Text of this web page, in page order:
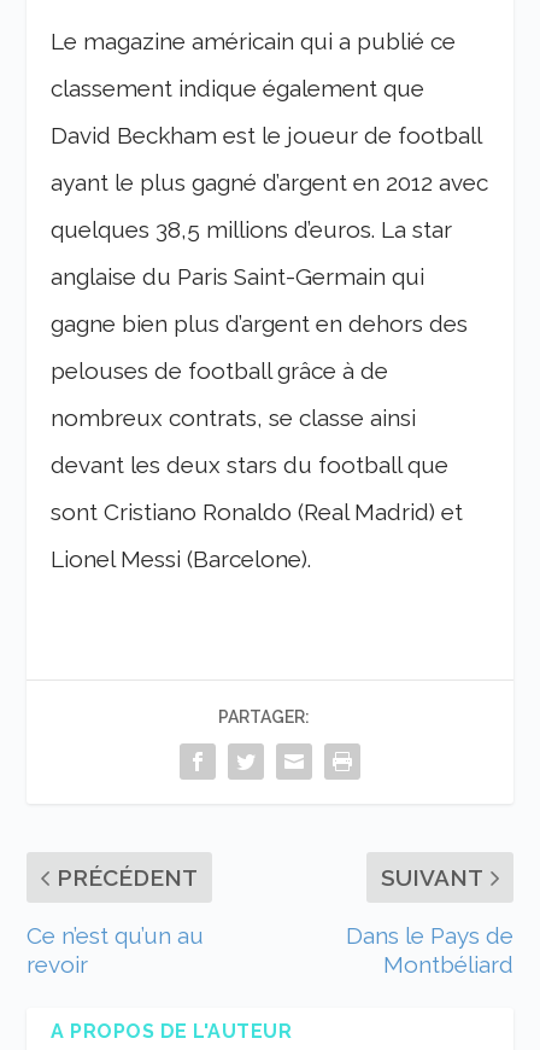
Le magazine américain qui a publié ce
classement indique également que
David Beckham est le joueur de football
ayant le plus gagné d’argent en 2012 avec
quelques 38,5 millions d’euros. La star
anglaise du Paris Saint-Germain qui
gagne bien plus d’argent en dehors des
pelouses de football grâce à de
nombreux contrats, se classe ainsi
devant les deux stars du football que
sont Cristiano Ronaldo (Real Madrid) et
Lionel Messi (Barcelone).
PARTAGER:
PRÉCÉDENT
Ce n’est qu’un au
revoir
SUIVANT
Dans le Pays de
Montbéliard
A PROPOS DE L'AUTEUR